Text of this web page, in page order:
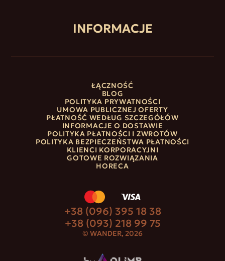
INFORMACJE
ŁĄCZNOŚĆ
BLOG
POLITYKA PRYWATNOŚCI
UMOWA PUBLICZNEJ OFERTY
PŁATNOŚĆ WEDŁUG SZCZEGÓŁÓW
INFORMACJE O DOSTAWIE
POLITYKA PŁATNOŚCI I ZWROTÓW
POLITYKA BEZPIECZEŃSTWA PŁATNOŚCI
KLIENCI KORPORACYJNI
GOTOWE ROZWIĄZANIA
HORECA
© WANDER, 2026
+38 (096) 395 18 38
+38 (093) 218 99 75